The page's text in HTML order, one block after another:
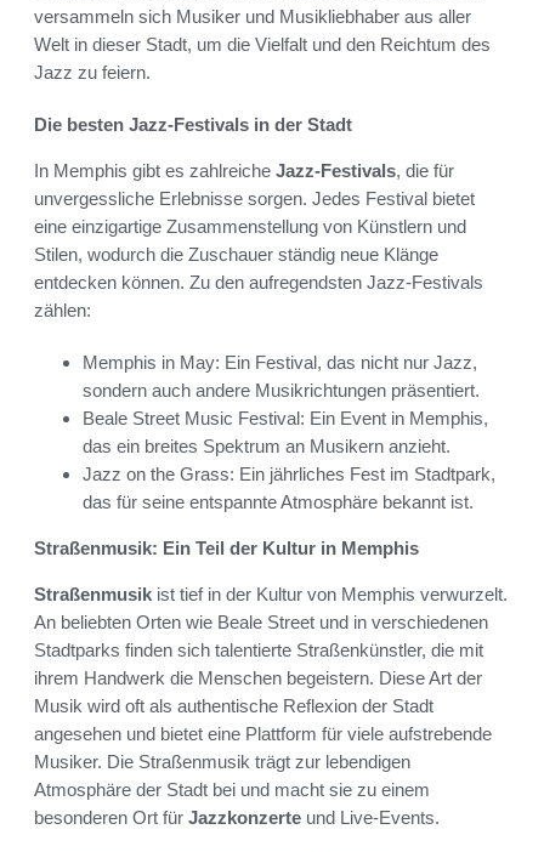
versammeln sich Musiker und Musikliebhaber aus aller
Welt in dieser Stadt, um die Vielfalt und den Reichtum des
Jazz zu feiern.
Die besten Jazz-Festivals in der Stadt
In Memphis gibt es zahlreiche Jazz-Festivals, die für
unvergessliche Erlebnisse sorgen. Jedes Festival bietet
eine einzigartige Zusammenstellung von Künstlern und
Stilen, wodurch die Zuschauer ständig neue Klänge
entdecken können. Zu den aufregendsten Jazz-Festivals
zählen:
Memphis in May: Ein Festival, das nicht nur Jazz,
sondern auch andere Musikrichtungen präsentiert.
Beale Street Music Festival: Ein Event in Memphis,
das ein breites Spektrum an Musikern anzieht.
Jazz on the Grass: Ein jährliches Fest im Stadtpark,
das für seine entspannte Atmosphäre bekannt ist.
Straßenmusik: Ein Teil der Kultur in Memphis
Straßenmusik ist tief in der Kultur von Memphis verwurzelt.
An beliebten Orten wie Beale Street und in verschiedenen
Stadtparks finden sich talentierte Straßenkünstler, die mit
ihrem Handwerk die Menschen begeistern. Diese Art der
Musik wird oft als authentische Reflexion der Stadt
angesehen und bietet eine Plattform für viele aufstrebende
Musiker. Die Straßenmusik trägt zur lebendigen
Atmosphäre der Stadt bei und macht sie zu einem
besonderen Ort für Jazzkonzerte und Live-Events.